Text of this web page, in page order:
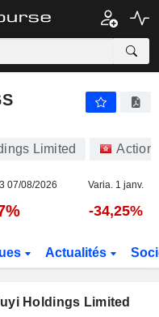
Limited
07/08/2026 Varia. 1 janv.
-34,25%
Actualités
Holdings Limited